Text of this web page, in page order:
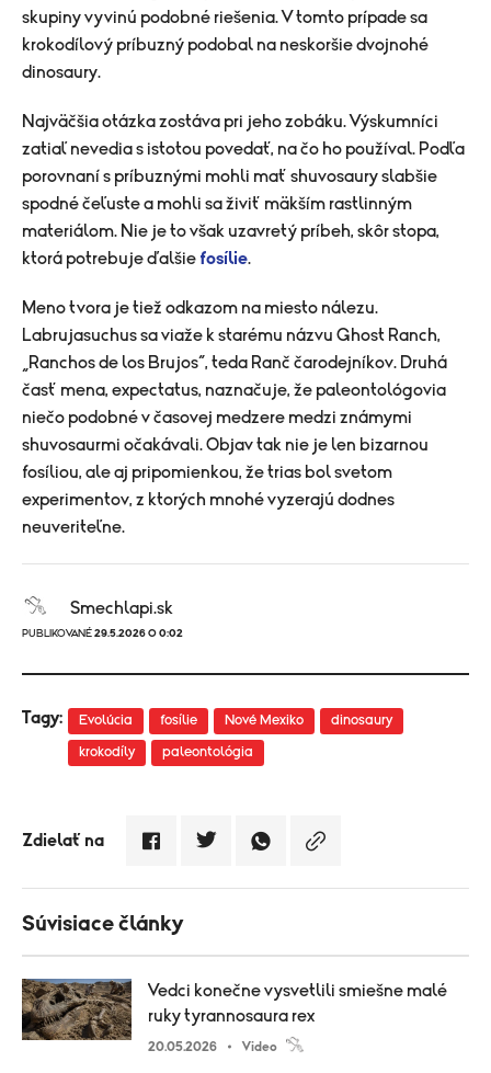
skupiny vyvinú podobné riešenia. V tomto prípade sa
krokodílový príbuzný podobal na neskoršie dvojnohé
dinosaury.
Najväčšia otázka zostáva pri jeho zobáku. Výskumníci
zatiaľ nevedia s istotou povedať, na čo ho používal. Podľa
porovnaní s príbuznými mohli mať shuvosaury slabšie
spodné čeľuste a mohli sa živiť mäkším rastlinným
materiálom. Nie je to však uzavretý príbeh, skôr stopa,
ktorá potrebuje ďalšie fosílie.
Meno tvora je tiež odkazom na miesto nálezu.
Labrujasuchus sa viaže k starému názvu Ghost Ranch,
„Ranchos de los Brujos“, teda Ranč čarodejníkov. Druhá
časť mena, expectatus, naznačuje, že paleontológovia
niečo podobné v časovej medzere medzi známymi
shuvosaurmi očakávali. Objav tak nie je len bizarnou
fosíliou, ale aj pripomienkou, že trias bol svetom
experimentov, z ktorých mnohé vyzerajú dodnes
neuveriteľne.
Smechlapi.sk
PUBLIKOVANÉ 29.5.2026 O 0:02
Tagy: Evolúcia fosílie Nové Mexiko dinosaury
krokodíly paleontológia
Zdielať na
Súvisiace články
Vedci konečne vysvetlili smiešne malé
ruky tyrannosaura rex
20.05.2026 Video